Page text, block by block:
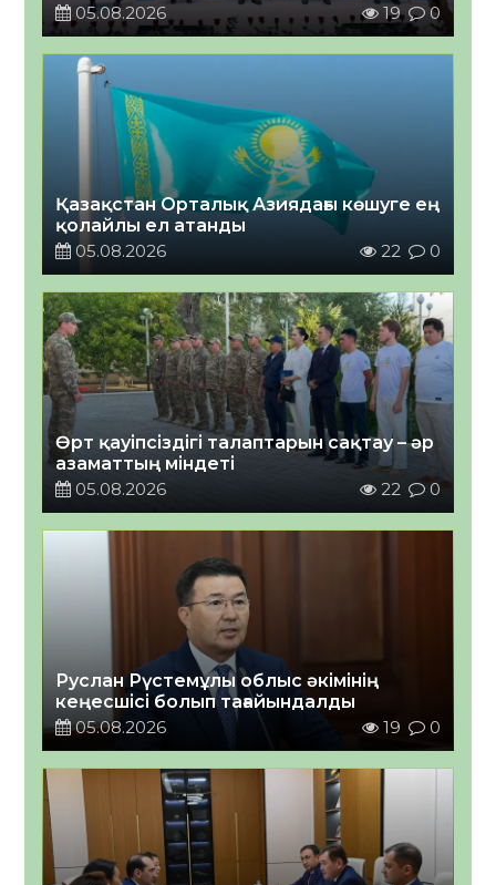
05.08.2026
19 0
Қазақстан Орталық Азиядағы көшуге ең
қолайлы ел атанды
05.08.2026
22 0
Өрт қауіпсіздігі талаптарын сақтау – әр
азаматтың міндеті
05.08.2026
22 0
Руслан Рүстемұлы облыс әкімінің
кеңесшісі болып тағайындалды
05.08.2026
19 0